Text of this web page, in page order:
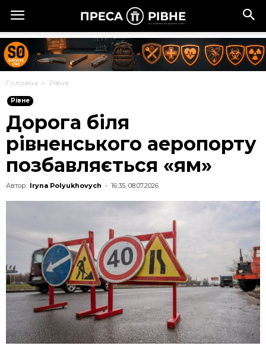
Головна Рівне
Рівне
Дорога біля
рівненського аеропорту
позбавляється «ям»
Автор: Iryna Polyukhovych - 16:35, 08.07.2026